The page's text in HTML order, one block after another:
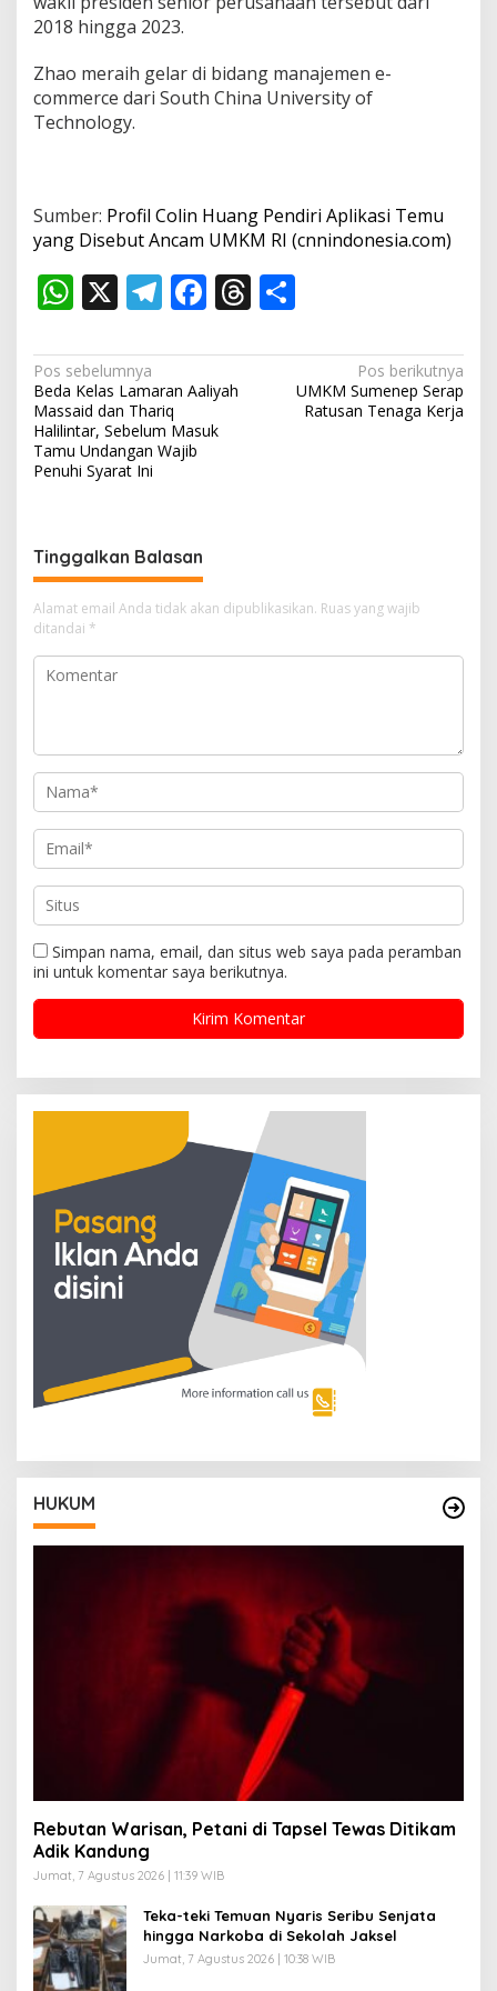
2018 hingga 2023.
Zhao meraih gelar di bidang manajemen e-
commerce dari South China University of
Technology.
Sumber: Profil Colin Huang Pendiri Aplikasi Temu
yang Disebut Ancam UMKM RI (cnnindonesia.com)
W
at
s
A
p
X T
e
gr
a
m
F
e
b
o
T
re ar
e
N
a
v
i
s
i
p
o
s
Pos sebelumnya
Beda Kelas Lamaran Aaliyah
Massaid dan Thariq
Halilintar, Sebelum Masuk
Tamu Undangan Wajib
Penuhi Syarat Ini
Pos berikutnya
UMKM Sumenep Serap
Ratusan Tenaga Kerja
Tinggalkan Balasan
Alamat email Anda tidak akan dipublikasikan. Ruas yang wajib
ditandai *
Simpan nama, email, dan situs web saya pada peramban
ini untuk komentar saya berikutnya.
HUKUM
Rebutan Warisan, Petani di Tapsel Tewas Ditikam
Adik Kandung
Jumat, 7 Agustus 2026 | 11:39 WIB
Teka-teki Temuan Nyaris Seribu Senjata
hingga Narkoba di Sekolah Jaksel
Jumat, 7 Agustus 2026 | 10:38 WIB